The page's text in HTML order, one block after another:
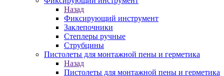
Назад
Фиксирующий инструмент
Заклепочники
Степлеры ручные
Струбцины
Пистолеты для монтажной пены и герметика
Назад
Пистолеты для монтажной пены и герметика